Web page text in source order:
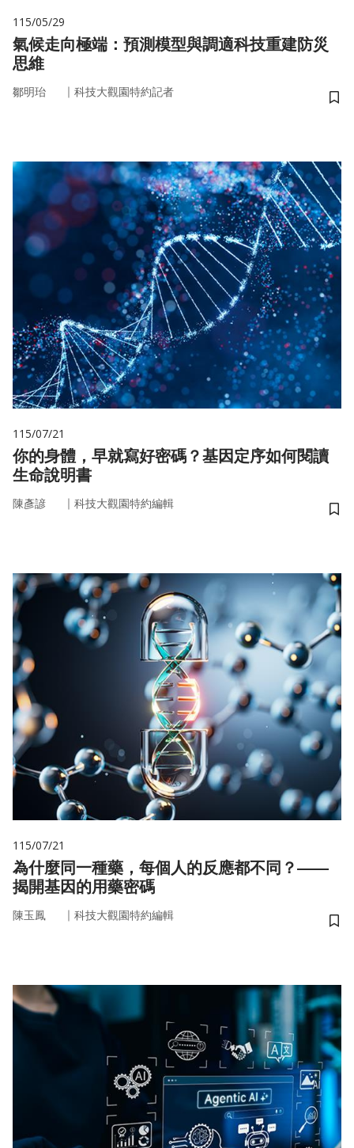
115/05/29
氣候走向極端：預測模型與調適科技重建防災
思維
鄒明珆 ｜ 科技大觀園特約記者
儲
115/07/21
你的身體，早就寫好密碼？基因定序如何閱讀
生命說明書
陳彥諺 ｜ 科技大觀園特約編輯
儲
115/07/21
為什麼同一種藥，每個人的反應都不同？——
揭開基因的用藥密碼
陳玉鳳 ｜ 科技大觀園特約編輯
儲